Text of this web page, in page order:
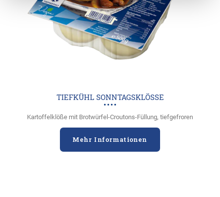
TIEFKÜHL SONNTAGSKLÖSSE
Kartoffelklöße mit Brotwürfel-Croutons-Füllung, tiefgefroren
Mehr Informationen